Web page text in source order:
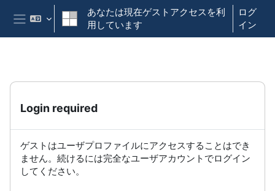
メインコンテンツへスキップする
サイドパネル
あなたは現在ゲストアクセスを利
用しています
ログ
イン
Login required
ゲストはユーザプロファイルにアクセスすることはでき
ません。続けるには完全なユーザアカウントでログイン
してください。